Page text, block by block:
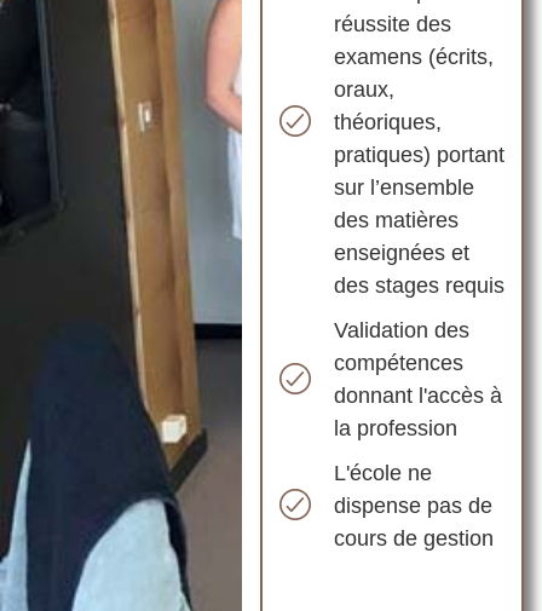
réussite des
examens (écrits,
oraux,
théoriques,
pratiques) portant
sur l’ensemble
des matières
enseignées et
des stages requis
Validation des
compétences
donnant l'accès à
la profession
L'école ne
dispense pas de
cours de gestion